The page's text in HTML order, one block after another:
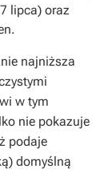
lipca) oraz
najniższa
w tym
nie pokazuje
podaje
domyślną